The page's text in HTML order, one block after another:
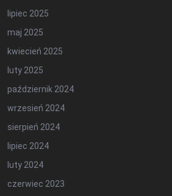
lipiec 2025
maj 2025
kwiecień 2025
luty 2025
październik 2024
wrzesień 2024
sierpień 2024
lipiec 2024
luty 2024
czerwiec 2023